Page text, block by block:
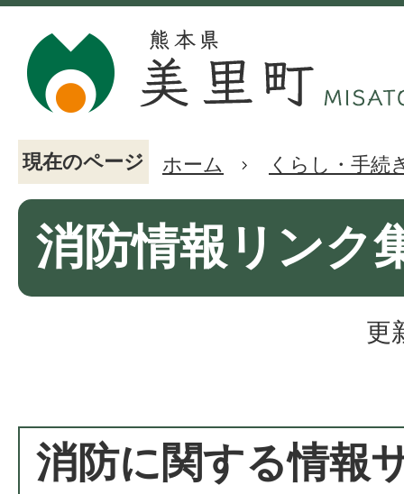
現在のページ ホーム くらし・手続
消防情報リンク
更
消防に関する情報